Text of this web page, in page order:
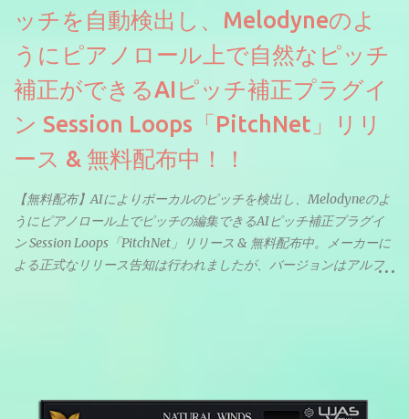
ッチを自動検出し、Melodyneのよ
うにピアノロール上で自然なピッチ
補正ができるAIピッチ補正プラグイ
ン Session Loops「PitchNet」リリ
ース & 無料配布中！！
【無料配布】AIによりボーカルのピッチを検出し、Melodyneのよ
うにピアノロール上でピッチの編集できるAIピッチ補正プラグイ
ン Session Loops「PitchNet」リリース & 無料配布中。メーカーに
よる正式なリリース告知は行われましたが、バージョンはアルフ
ソースを元に設計・改良した製品のようです。